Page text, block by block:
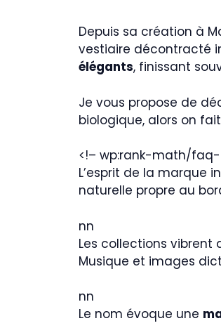
Depuis sa création à
vestiaire décontracté
élégants, finissant
Je vous propose de
biologique, alors on
<!– wp:rank-math/faq-
L’esprit de la marque
naturelle propre au
nn
Les collections vibrent
Musique et images
nn
Le nom évoque une